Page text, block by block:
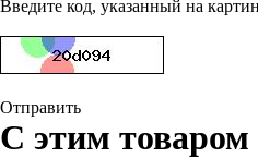
Введите код, указанный на
Отправить
С этим